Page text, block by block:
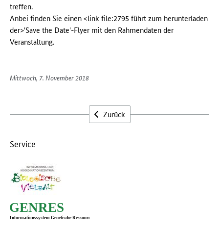
treffen.
Anbei finden Sie einen <link file:2795 führt zum herunterladen
der>'Save the Date'-Flyer mit den Rahmendaten der
Veranstaltung.
Mittwoch, 7. November 2018
Zurück
Service